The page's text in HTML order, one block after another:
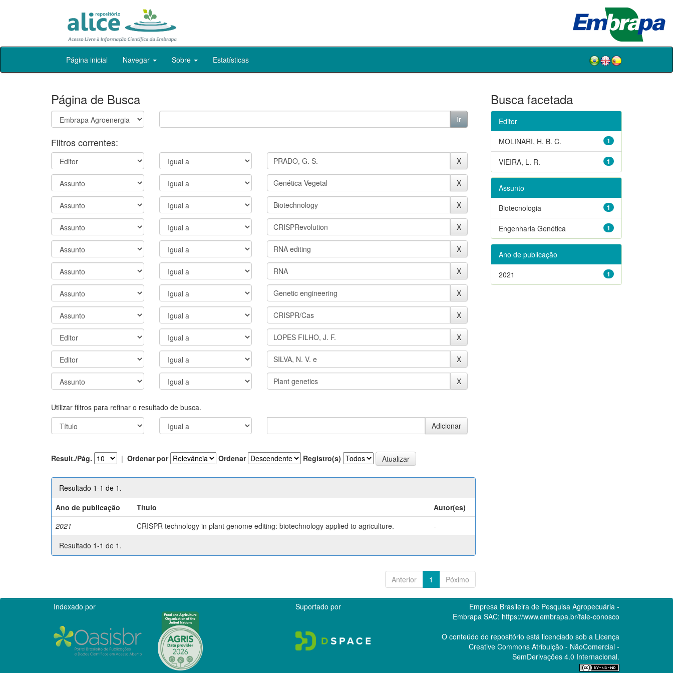
Skip
Página inicial Navegar Sobre Estatísticas
Página de Busca
Filtros correntes:
Utilizar filtros para refinar o resultado de busca.
Result./Pág. | Ordenar por Ordenar Registro(s)
Resultado 1-1 de 1.
Ano de publicação
Título
Autor(es)
2021
CRISPR technology in plant genome editing: biotechnology applied to agriculture.
-
Resultado 1-1 de 1.
Anterior 1 Póximo
Busca facetada
Editor
1
MOLINARI, H. B. C.
1
VIEIRA, L. R.
Assunto
1
Biotecnologia
1
Engenharia Genética
Ano de publicação
1
2021
Indexado por Suportado por
Empresa Brasileira de Pesquisa Agropecuária -
Embrapa SAC: https://www.embrapa.br/fale-conosco
O conteúdo do repositório está licenciado sob a Licença
Creative CommonsAtribuição - NãoComercial -
SemDerivações 4.0 Internacional.